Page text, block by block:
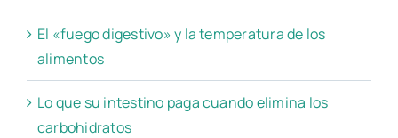
El «fuego digestivo» y la temperatura de los
alimentos
Lo que su intestino paga cuando elimina los
carbohidratos